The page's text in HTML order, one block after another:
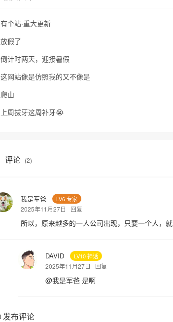
有个站·重大更新
放假了
倒计时两天，迎接暑假
这网站像是仿照我的又不像是
爬山
上周拔牙这周补牙😭
评论 (2)
我是军爸 LV6 专家
2025年11月27日 回复
所以，原来越多的一人公司出现，只要一个人，就
DAVID LV10 神话
2025年11月27日 回复
@我是军爸 是啊
发布评论